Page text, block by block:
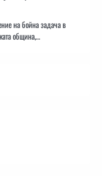
на бойна задача в
община,…